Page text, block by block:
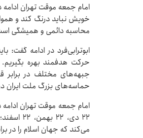
امام جمعه موقت تهران
خویش نباید درنگ کند و
محاسبه دائمی و همیشگی
ابوترابی‌فرد در ادامه
حرکت هدفمند بهره بگیریم.
جبهه‌های مختلف در برابر
حماسه‌های بزرگ ملت ایران
امام جمعه موقت تهران
۲۲
می‌کند که جهان اسلام را در